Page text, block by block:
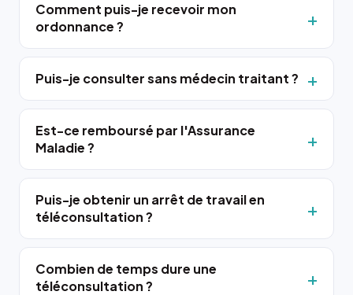
Comment puis-je recevoir mon
ordonnance ?
Puis-je consulter sans médecin traitant ?
Est-ce remboursé par l'Assurance
Maladie ?
Puis-je obtenir un arrêt de travail en
téléconsultation ?
Combien de temps dure une
téléconsultation ?